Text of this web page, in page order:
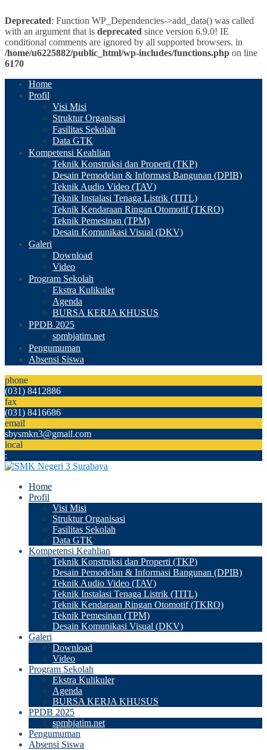
Deprecated: Function WP_Dependencies->add_data() was called
with an argument that is deprecated since version 6.9.0! IE
conditional comments are ignored by all supported browsers. in
/home/u6225882/public_html/wp-includes/functions.php on line
6170
Home
Profil
Visi Misi
Struktur Organisasi
Fasilitas Sekolah
Data GTK
Kompetensi Keahlian
Teknik Konstruksi dan Properti (TKP)
Desain Pemodelan & Informasi Bangunan (DPIB)
Teknik Audio Video (TAV)
Teknik Instalasi Tenaga Listrik (TITL)
Teknik Kendaraan Ringan Otomotif (TKRO)
Teknik Pemesinan (TPM)
Desain Komunikasi Visual (DKV)
Galeri
Download
Video
Program Sekolah
Ekstra Kulikuler
Agenda
BURSA KERJA KHUSUS
PPDB 2025
spmbjatim.net
Pengumuman
Absensi Siswa
phone
(031) 8412886
fax
(031) 8416686
email
sbysmkn3@gmail.com
local
:
Home
Profil
Visi Misi
Struktur Organisasi
Fasilitas Sekolah
Data GTK
Kompetensi Keahlian
Teknik Konstruksi dan Properti (TKP)
Desain Pemodelan & Informasi Bangunan (DPIB)
Teknik Audio Video (TAV)
Teknik Instalasi Tenaga Listrik (TITL)
Teknik Kendaraan Ringan Otomotif (TKRO)
Teknik Pemesinan (TPM)
Desain Komunikasi Visual (DKV)
Galeri
Download
Video
Program Sekolah
Ekstra Kulikuler
Agenda
BURSA KERJA KHUSUS
PPDB 2025
spmbjatim.net
Pengumuman
Absensi Siswa